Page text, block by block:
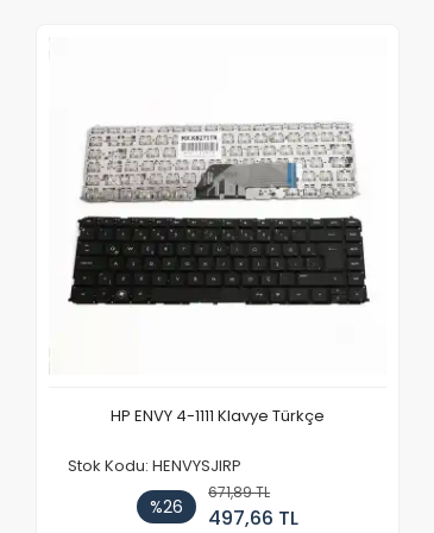
HP ENVY 4-1111 Klavye Türkçe
Stok Kodu: HENVYSJIRP
%26
671,89 TL
497,66 TL